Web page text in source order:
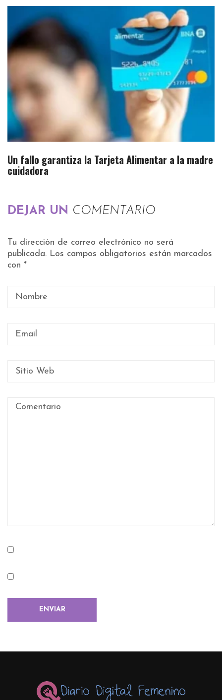
Un fallo garantiza la Tarjeta Alimentar a la madre
cuidadora
DEJAR UN COMENTARIO
Tu dirección de correo electrónico no será
publicada. Los campos obligatorios están marcados
con *